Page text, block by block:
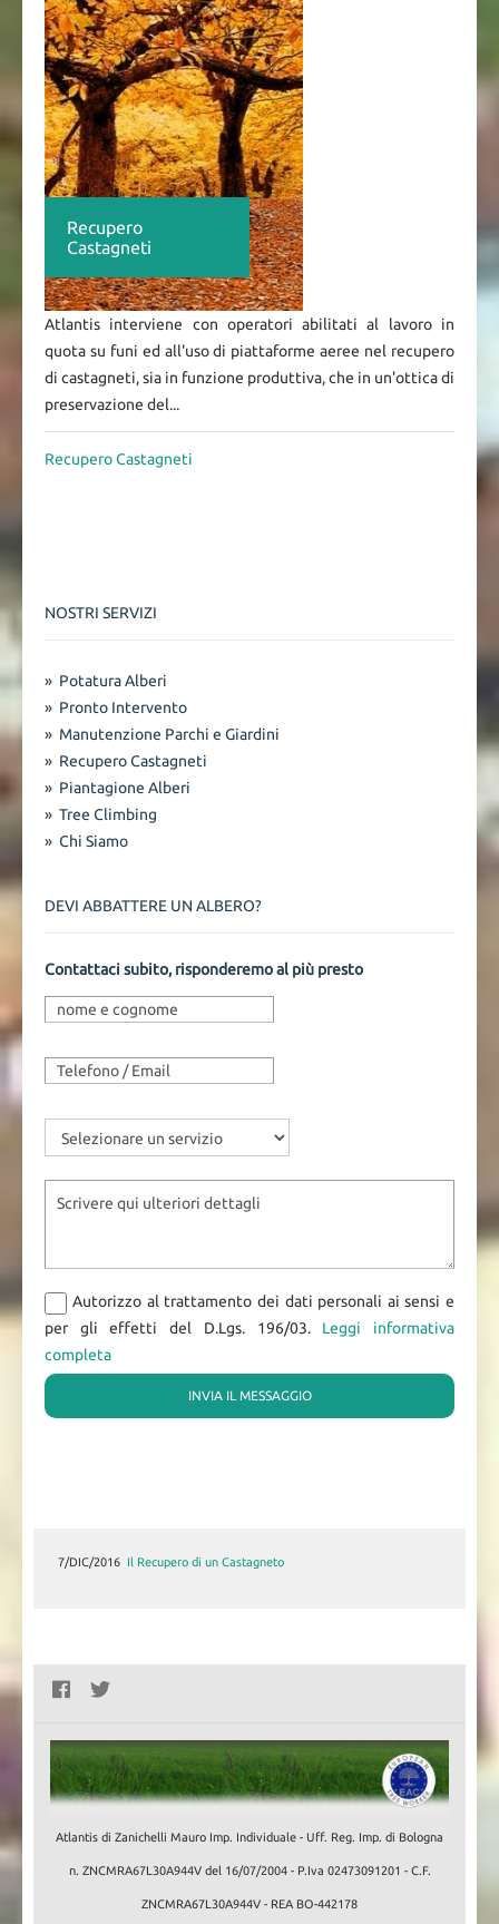
Recupero
Castagneti
Atlantis interviene con operatori abilitati al lavoro in
quota su funi ed all'uso di piattaforme aeree nel recupero
di castagneti, sia in funzione produttiva, che in un'ottica di
preservazione del...
Recupero Castagneti
NOSTRI SERVIZI
» Potatura Alberi
» Pronto Intervento
» Manutenzione Parchi e Giardini
» Recupero Castagneti
» Piantagione Alberi
» Tree Climbing
» Chi Siamo
DEVI ABBATTERE UN ALBERO?
Contattaci subito, risponderemo al più presto
Autorizzo al trattamento dei dati personali ai sensi e
per gli effetti del D.Lgs. 196/03. Leggi informativa
completa
7/DIC/2016 Il Recupero di un Castagneto
Atlantis di Zanichelli Mauro Imp. Individuale - Uff. Reg. Imp. di Bologna
n. ZNCMRA67L30A944V del 16/07/2004 - P.Iva 02473091201 - C.F.
ZNCMRA67L30A944V - REA BO-442178